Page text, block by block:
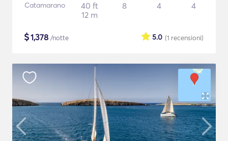
Catamarano
40 ft
12 m
8 4 4
$1,378 /notte (1 recensioni)
5.0